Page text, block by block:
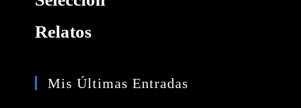
Relatos
Mis Últimas Entradas